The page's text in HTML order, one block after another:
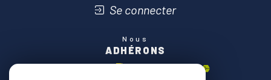
Se connecter
Nous
ADHÉRONS